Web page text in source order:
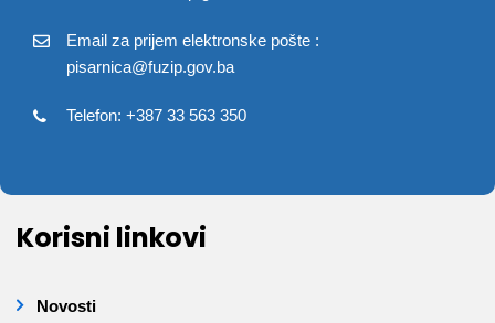
Email za prijem elektronske pošte :
pisarnica@fuzip.gov.ba
Telefon: +387 33 563 350
Korisni linkovi
Novosti